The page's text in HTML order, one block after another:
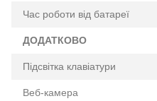
Час роботи від батареї
ДОДАТКОВО
Підсвітка клавіатури
Веб-камера